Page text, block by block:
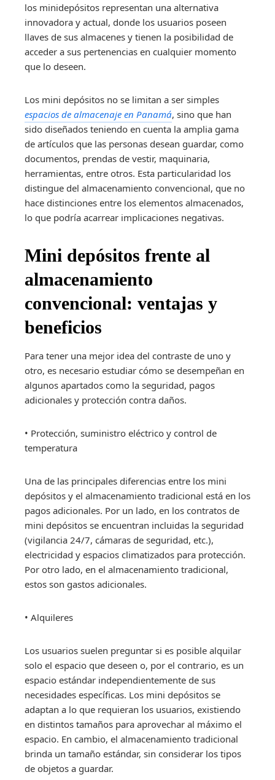
los minidepósitos representan una alternativa
innovadora y actual, donde los usuarios poseen
llaves de sus almacenes y tienen la posibilidad de
acceder a sus pertenencias en cualquier momento
que lo deseen.
Los mini depósitos no se limitan a ser simples
espacios de almacenaje en Panamá, sino que han
sido diseñados teniendo en cuenta la amplia gama
de artículos que las personas desean guardar, como
documentos, prendas de vestir, maquinaria,
herramientas, entre otros. Esta particularidad los
distingue del almacenamiento convencional, que no
hace distinciones entre los elementos almacenados,
lo que podría acarrear implicaciones negativas.
Mini depósitos frente al
almacenamiento
convencional: ventajas y
beneficios
Para tener una mejor idea del contraste de uno y
otro, es necesario estudiar cómo se desempeñan en
algunos apartados como la seguridad, pagos
adicionales y protección contra daños.
• Protección, suministro eléctrico y control de
temperatura
Una de las principales diferencias entre los mini
depósitos y el almacenamiento tradicional está en los
pagos adicionales. Por un lado, en los contratos de
mini depósitos se encuentran incluidas la seguridad
(vigilancia 24/7, cámaras de seguridad, etc.),
electricidad y espacios climatizados para protección.
Por otro lado, en el almacenamiento tradicional,
estos son gastos adicionales.
• Alquileres
Los usuarios suelen preguntar si es posible alquilar
solo el espacio que deseen o, por el contrario, es un
espacio estándar independientemente de sus
necesidades específicas. Los mini depósitos se
adaptan a lo que requieran los usuarios, existiendo
en distintos tamaños para aprovechar al máximo el
espacio. En cambio, el almacenamiento tradicional
brinda un tamaño estándar, sin considerar los tipos
de objetos a guardar.